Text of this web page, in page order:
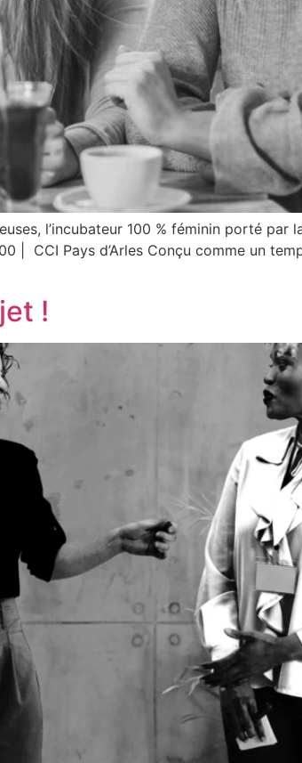
l’incubateur 100 % féminin porté par
| CCI Pays d’Arles Conçu comme un
!